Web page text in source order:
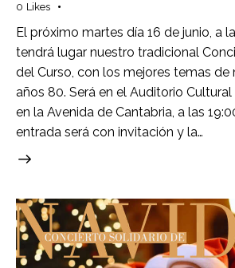
0 Likes
El próximo martes día 16 de junio, a
tendrá lugar nuestro tradicional
del Curso, con los mejores temas
años 80. Será en el Auditorio Cultural
en la Avenida de Cantabria, a las
entrada será con invitación y la…